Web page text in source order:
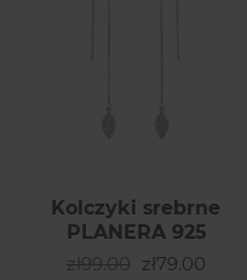
Kolczyki srebrne
PLANERA 925
zł99.00 zł79.00